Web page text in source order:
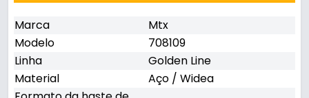
Marca
Mtx
Modelo
708109
Linha
Golden Line
Material
Aço / Widea